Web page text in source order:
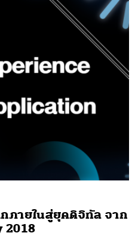
ภายในสู่ยุคดิจิทัล จาก
2018